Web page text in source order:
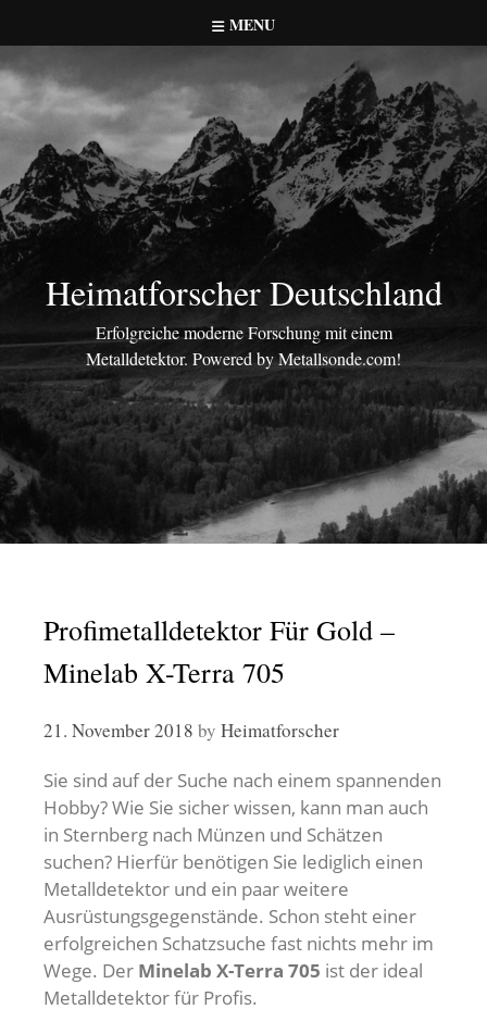
to
content
MENU
Heimatforscher Deutschland
Erfolgreiche moderne Forschung mit einem
Metalldetektor. Powered by Metallsonde.com!
Profimetalldetektor Für Gold –
Minelab X-Terra 705
21. November 2018 by Heimatforscher
Sie sind auf der Suche nach einem spannenden
Hobby? Wie Sie sicher wissen, kann man auch
in Sternberg nach Münzen und Schätzen
suchen? Hierfür benötigen Sie lediglich einen
Metalldetektor und ein paar weitere
Ausrüstungsgegenstände. Schon steht einer
erfolgreichen Schatzsuche fast nichts mehr im
Wege. Der Minelab X-Terra 705 ist der ideal
Metalldetektor für Profis.